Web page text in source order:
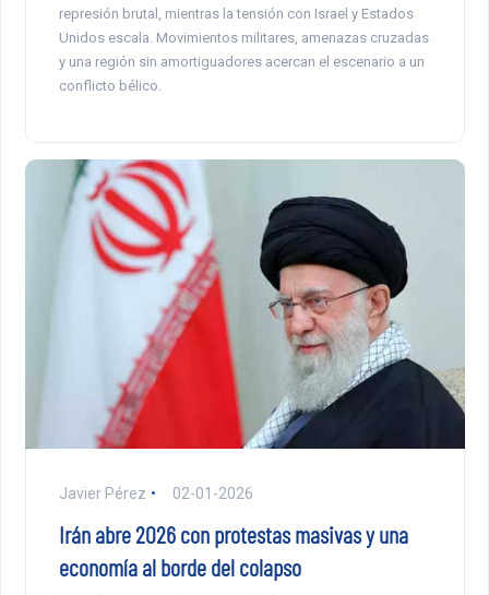
represión brutal, mientras la tensión con Israel y Estados
Unidos escala. Movimientos militares, amenazas cruzadas
y una región sin amortiguadores acercan el escenario a un
conflicto bélico.
Javier Pérez 02-01-2026
Irán abre 2026 con protestas masivas y una
economía al borde del colapso